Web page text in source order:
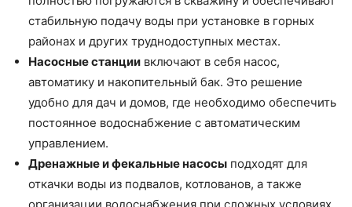
стабильную подачу воды при установке в горных
районах и других труднодоступных местах.
Насосные станции включают в себя насос,
автоматику и накопительный бак. Это решение
удобно для дач и домов, где необходимо обеспечить
постоянное водоснабжение с автоматическим
управлением.
Дренажные и фекальные насосы подходят для
откачки воды из подвалов, котлованов, а также